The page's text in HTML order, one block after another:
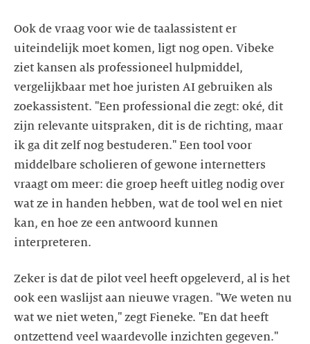
Ook de vraag voor wie de taalassistent er
uiteindelijk moet komen, ligt nog open. Vibeke
ziet kansen als professioneel hulpmiddel,
vergelijkbaar met hoe juristen AI gebruiken als
zoekassistent. "Een professional die zegt: oké, dit
zijn relevante uitspraken, dit is de richting, maar
ik ga dit zelf nog bestuderen." Een tool voor
middelbare scholieren of gewone internetters
vraagt om meer: die groep heeft uitleg nodig over
wat ze in handen hebben, wat de tool wel en niet
kan, en hoe ze een antwoord kunnen
interpreteren.
Zeker is dat de pilot veel heeft opgeleverd, al is het
ook een waslijst aan nieuwe vragen. "We weten nu
wat we niet weten," zegt Fieneke. "En dat heeft
ontzettend veel waardevolle inzichten gegeven."